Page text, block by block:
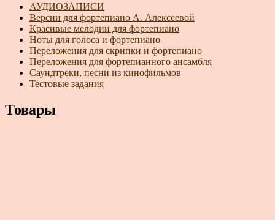
АУДИОЗАПИСИ
Версии для фортепиано А. Алексеевой
Красивые мелодии для фортепиано
Ноты для голоса и фортепиано
Переложения для скрипки и фортепиано
Переложения для фортепианного ансамбля
Саундтреки, песни из кинофильмов
Тестовые задания
Товары